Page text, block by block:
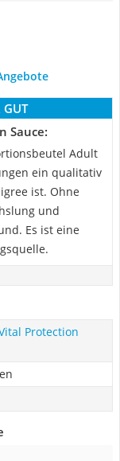
GUT
Sauce:
Adult
ein qualitativ
ist. Ohne
und
Es ist eine
Protection